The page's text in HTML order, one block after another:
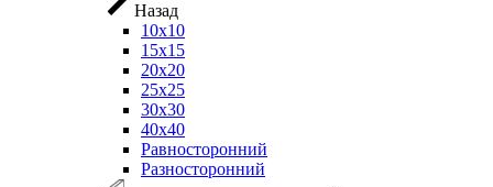
Назад
10х10
15х15
20х20
25х25
30х30
40х40
Равносторонний
Разносторонний